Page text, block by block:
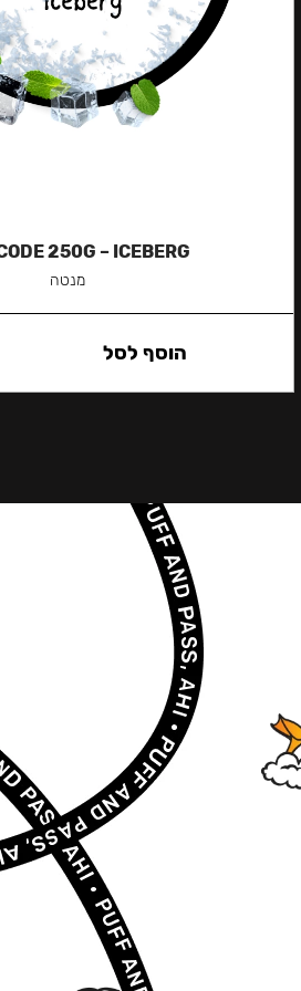
250G – ICEBERG
מנטה
הוסף לסל